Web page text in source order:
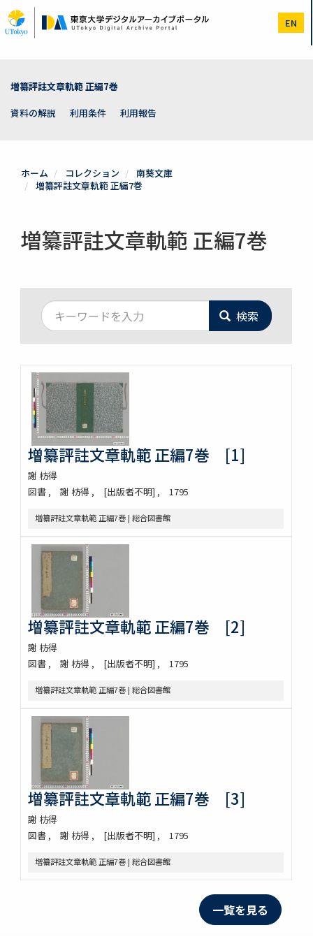
イ
ン
EN
増纂評註文章軌範 正編7巻
資料の解説
利用条件 利用報告
ホーム コレクション
南葵文庫
増纂評註文章軌範 正編7巻
増纂評註文章軌範 正編7巻
検索
増纂評註文章軌範 正編7巻 [1]
謝 枋得
図書
謝 枋得 [出版者不明] 1795
増纂評註文章軌範 正編7巻 | 総合図書館
増纂評註文章軌範 正編7巻 [2]
謝 枋得
図書
謝 枋得 [出版者不明] 1795
増纂評註文章軌範 正編7巻 | 総合図書館
増纂評註文章軌範 正編7巻 [3]
謝 枋得
図書
謝 枋得 [出版者不明] 1795
増纂評註文章軌範 正編7巻 | 総合図書館
一覧を見る